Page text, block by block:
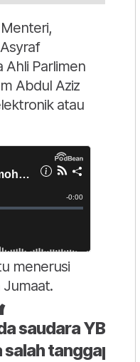
Parlimen
Abdul Aziz
atau
menerusi
Jumaat.
saudara YB
tanggapan